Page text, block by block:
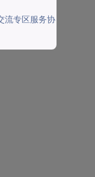
流专区服务协